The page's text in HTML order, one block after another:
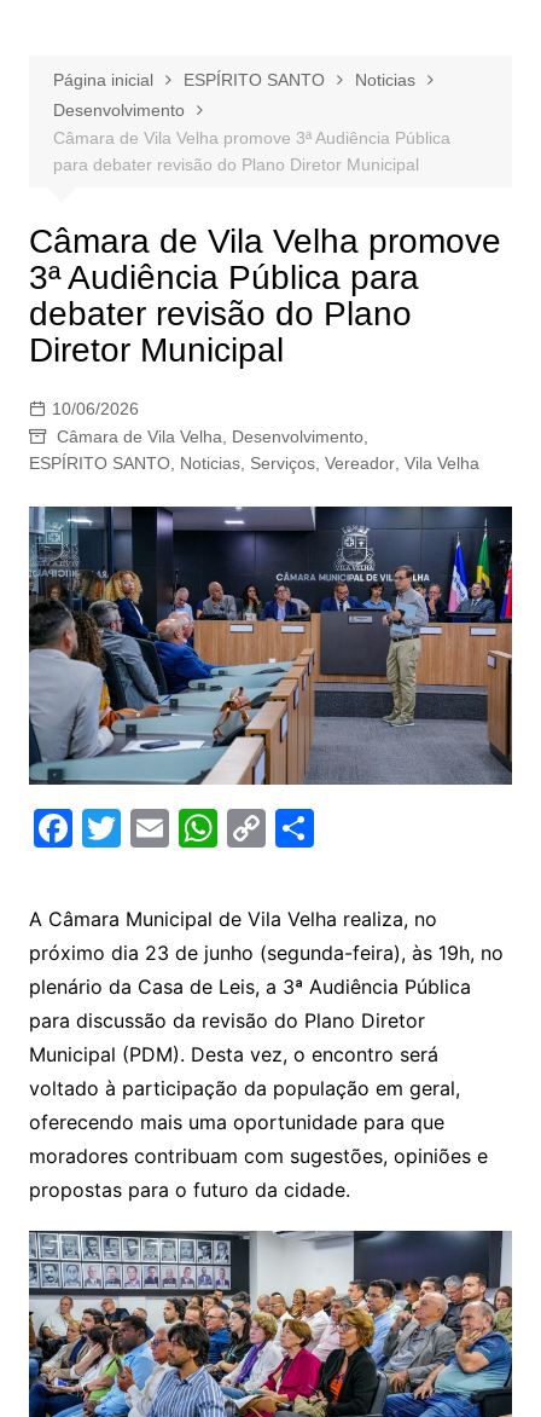
Página inicial ESPÍRITO SANTO
Noticias
Desenvolvimento
Câmara de Vila Velha promove 3ª Audiência Pública
para debater revisão do Plano Diretor Municipal
Câmara de Vila Velha promove
3ª Audiência Pública para
debater revisão do Plano
Diretor Municipal
10/06/2026
Câmara de Vila Velha
Desenvolvimento,
ESPÍRITO SANTO, Noticias, Serviços, Vereador, Vila Velha
F
c
e
b
o
o
k
T
itt
er
E
ai
l
W
at
s
A
p
p
C
p
y
Li
n
k
C
m
p
ar
til
h
ar
A Câmara Municipal de Vila Velha realiza, no
próximo dia 23 de junho (segunda-feira), às 19h, no
plenário da Casa de Leis, a 3ª Audiência Pública
para discussão da revisão do Plano Diretor
Municipal (PDM). Desta vez, o encontro será
voltado à participação da população em geral,
oferecendo mais uma oportunidade para que
moradores contribuam com sugestões, opiniões e
propostas para o futuro da cidade.